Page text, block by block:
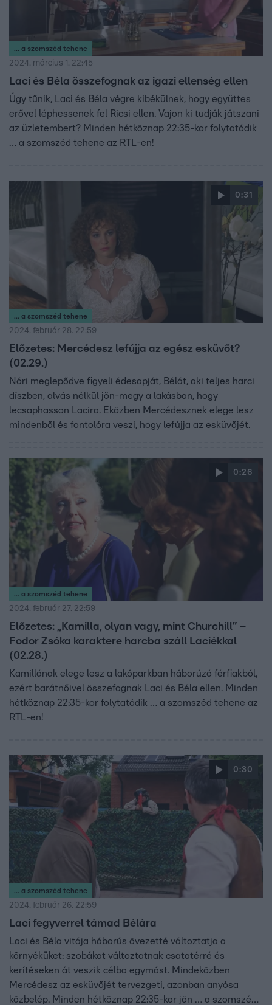
... a szomszéd tehene
2024. március 1. 22:45
Laci és Béla összefognak az igazi ellenség ellen
Úgy tűnik, Laci és Béla végre kibékülnek, hogy együttes
erővel léphessenek fel Ricsi ellen. Vajon ki tudják játszani
az üzletembert? Minden hétköznap 22:35-kor folytatódik
… a szomszéd tehene az RTL-en!
0:31
... a szomszéd tehene
2024. február 28. 22:59
Előzetes: Mercédesz lefújja az egész esküvőt?
(02.29.)
Nóri meglepődve figyeli édesapját, Bélát, aki teljes harci
díszben, alvás nélkül jön-megy a lakásban, hogy
lecsaphasson Lacira. Eközben Mercédesznek elege lesz
mindenből és fontolóra veszi, hogy lefújja az esküvőjét.
0:26
... a szomszéd tehene
2024. február 27. 22:59
Előzetes: „Kamilla, olyan vagy, mint Churchill” –
Fodor Zsóka karaktere harcba száll Laciékkal
(02.28.)
Kamillának elege lesz a lakóparkban háborúzó férfiakból,
ezért barátnőivel összefognak Laci és Béla ellen. Minden
hétköznap 22:35-kor folytatódik … a szomszéd tehene az
RTL-en!
0:30
... a szomszéd tehene
2024. február 26. 22:59
Laci fegyverrel támad Bélára
Laci és Béla vitája háborús övezetté változtatja a
környéküket: szobákat változtatnak csatatérré és
kerítéseken át veszik célba egymást. Mindeközben
Mercédesz az esküvőjét tervezgeti, azonban anyósa
közbelép. Minden hétköznap 22:35-kor jön … a szomszéd